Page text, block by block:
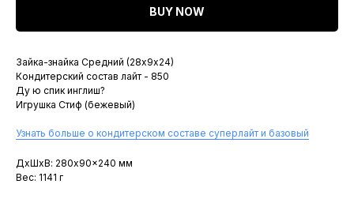
BUY NOW
Зайка-знайка Средний (28х9х24)
Кондитерский состав лайт - 850
Ду ю спик инглиш?
Игрушка Стиф (бежевый)
Узнать больше о кондитерском составе суперлайт и базовый
ДxШxВ: 280x90x240 мм
Вес: 1141 г